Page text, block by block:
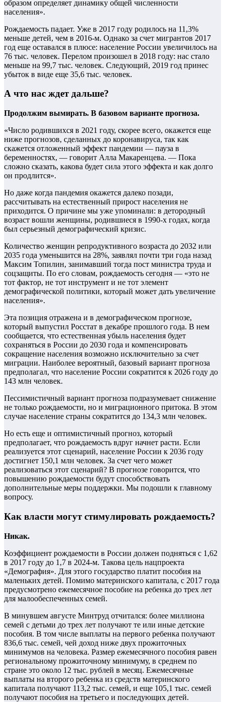
образом определяет динамику общей численности
населения».
Рождаемость падает. Уже в 2017 году родилось на 11,3%
меньше детей, чем в 2016-м. Однако за счет мигрантов 2017
год еще оставался в плюсе: население России увеличилось на
76 тыс. человек. Перелом произошел в 2018 году: нас стало
меньше на 99,7 тыс. человек. Следующий, 2019 год принес
убыток в виде еще 35,6 тыс. человек.
А что нас ждет дальше?
Продолжим вымирать. В базовом варианте прогноза.
«Число родившихся в 2021 году, скорее всего, окажется еще
ниже прогнозов, сделанных до коронавируса, так как
скажется отложенный эффект пандемии — пауза в
беременностях, — говорит Алла Макаренцева. — Пока
сложно сказать, какова будет сила этого эффекта и как долго
он продлится».
Но даже когда пандемия окажется далеко позади,
рассчитывать на естественный прирост населения не
приходится. О причине мы уже упоминали: в детородный
возраст вошли женщины, родившиеся в 1990-х годах, когда
был серьезный демографический кризис.
Количество женщин репродуктивного возраста до 2032 или
2035 года уменьшится на 28%, заявлял почти три года назад
Максим Топилин, занимавший тогда пост министра труда и
соцзащиты. По его словам, рождаемость сегодня — «это не
тот фактор, не тот инструмент и не тот элемент
демографической политики, который может дать увеличение
населения».
Эта позиция отражена и в демографическом прогнозе,
который выпустил Росстат в декабре прошлого года. В нем
сообщается, что естественная убыль населения будет
сохраняться в России до 2030 года и компенсировать
сокращение населения возможно исключительно за счет
миграции. Наиболее вероятный, базовый вариант прогноза
предполагал, что население России сократится к 2026 году до
143 млн человек.
Пессимистичный вариант прогноза подразумевает снижение
не только рождаемости, но и миграционного притока. В этом
случае население страны сократится до 134,3 млн человек.
Но есть еще и оптимистичный прогноз, который
предполагает, что рождаемость вдруг начнет расти. Если
реализуется этот сценарий, население России к 2036 году
достигнет 150,1 млн человек. За счет чего может
реализоваться этот сценарий? В прогнозе говорится, что
повышению рождаемости будут способствовать
дополнительные меры поддержки. Мы подошли к главному
вопросу.
Как власти могут стимулировать рождаемость?
Никак.
Коэффициент рождаемости в России должен подняться с 1,62
в 2017 году до 1,7 в 2024-м. Такова цель нацпроекта
«Демография». Для этого государство платит пособия на
маленьких детей. Помимо материнского капитала, с 2017 года
предусмотрено ежемесячное пособие на ребенка до трех лет
для малообеспеченных семей.
В минувшем августе Минтруд отчитался: более миллиона
семей с детьми до трех лет получают те или иные детские
пособия. В том числе выплаты на первого ребенка получают
836,6 тыс. семей, чей доход ниже двух прожиточных
минимумов на человека. Размер ежемесячного пособия равен
региональному прожиточному минимуму, в среднем по
стране это около 12 тыс. рублей в месяц. Ежемесячные
выплаты на второго ребенка из средств материнского
капитала получают 113,2 тыс. семей, и еще 105,1 тыс. семей
получают пособия на третьего и последующих детей.